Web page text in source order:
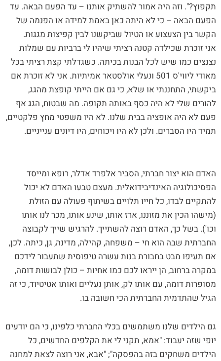
תקפוץ?". וזה היה אמור להשתיק אותנו – עד הפעם הבאה. עד
הפעם הבאה – כי לא היתה כאן באמת למידה או הפנמה של
הקשר בין הצעצוע או הטיול שביקשנו לבין קפיצות מגגות.
אני זוכרת שכילדה קטנה רציתי שיהיו לי ברביות עם שמלות
נצנצים כמו שיש לכל הבנות בכיתה. כשגדלתי קצת רציתי בכל
מאודי ליווי'ס 501 ונעלי אולסטאר אמיתיות. אני לא זוכרת אם
ביקשתי, התחננתי או שלא, כי גם אם הייתי קופצת מהגג,
להורים שלי לא היה כסף באותה תקופה. מה שבטוח, הגג אף
פעם לא היה אופציה בבית שלנו. לא היו משפטי מחץ פלקטיים,
תמיד היו הסברים. ולכן לא היו ויכוחים, היו דיונים ענייניים.
האדם הוא יצור חברתי, הסביר אלפרד אדלר, רופא ומייסד
הפסיכולוגיה האינדיבידואלית. מעצם טבעו האדם לא יכול
להתקיים לבדו, כל חייו תלויים בשיתוף פעולה עם הזולת
(מישהו הכין את מזוננו, ארז אותו, שינע אותו, מכר לנו אותו
וכו'). בשל כך, האדם רוצה להשתייך. להרגיש שייך לקבוצה
החברתית שבה הוא חי – משפחה, קהילה, מדינה, גן, כיתה. לכן,
אם תעיפו מבט בחבורת בנות עשרה טיפוסית שתעבור לידכם
במקרה ברחוב, הן ייראו לכם כמו אחיות – כולן לבושות דומה,
מסופרות דומה, עם אותו לק, אותן נעליים ואותו אטיטיוד, כי זה
הגיל שהתדמית החברתית הכי חשובה בו.
גם הילדים שלנו משתמשים בכלי החברתי כלפינו, כי הם יודעים
יופי שזה יעבוד: "אמא, תקני לי את הקלפים החדשים, כל
הילדים משחקים בזה בהפסקה"; "אבא, אני רוצה לצאת למחנה